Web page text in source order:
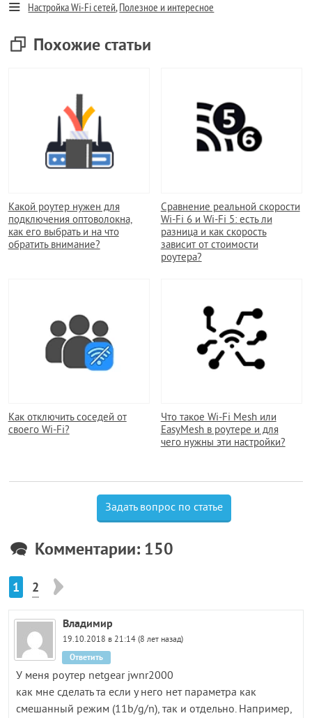
Настройка Wi-Fi сетей,Полезное и интересное
Похожие статьи
Какой роутер нужен для
подключения оптоволокна,
как его выбрать и на что
обратить внимание?
Сравнение реальной скорости
Wi-Fi 6 и Wi-Fi 5: есть ли
разница и как скорость
зависит от стоимости
роутера?
Как отключить соседей от
своего Wi-Fi?
Что такое Wi-Fi Mesh или
EasyMesh в роутере и для
чего нужны эти настройки?
Задать вопрос по статье
Комментарии: 150
1 2
Владимир
19.10.2018 в 21:14 (8 лет назад)
У меня роутер netgear jwnr2000
как мне сделать та если у него нет параметра как
смешанный режим (11b/g/n), так и отдельно. Например,
Ответить